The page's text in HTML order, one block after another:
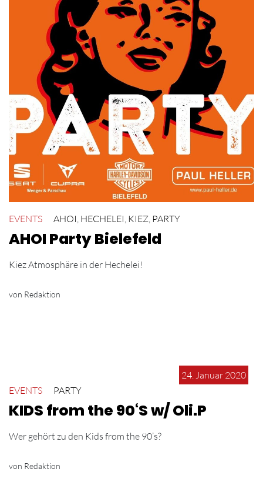
EVENTS AHOI, HECHELEI, KIEZ, PARTY
AHOI Party Bielefeld
Kiez Atmosphäre in der Hechelei!
von Redaktion
24. Januar 2020
EVENTS
PARTY
KIDS from the 90‘S w/ Oli.P
Wer gehört zu den Kids from the 90’s?
von Redaktion